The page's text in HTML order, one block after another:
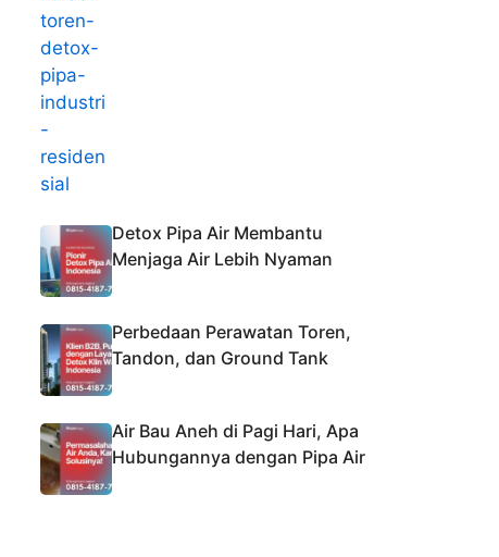
Detox Pipa Air Membantu
Menjaga Air Lebih Nyaman
Perbedaan Perawatan Toren,
Tandon, dan Ground Tank
Air Bau Aneh di Pagi Hari, Apa
Hubungannya dengan Pipa Air